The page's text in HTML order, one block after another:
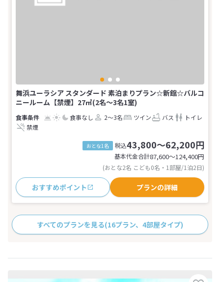
舞浜ユーラシア スタンダード 素泊まりプラン☆新館☆バルコ
ニールーム【禁煙】27㎡(2名～3名1室)
食事なし 2～3名 ツイン バス
トイレ
禁煙
おとな1名 税込43,800～62,200円
基本代金合計87,600〜124,400円
(おとな2名 こども0名・1部屋/1泊2日)
おすすめポイント プランの詳細
すべてのプランを見る(16プラン、4部屋タイプ)